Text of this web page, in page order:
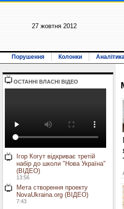
27 жовтня 2012
Порушення Колонки
ОСТАННI ВЛАСНI ВIДЕО
Ігор Когут відкриває третій
набір до школи "Нова Україна"
(ВІДЕО)
13:56
Мета створення проекту
NovaUkraina.org (ВІДЕО)
7:43